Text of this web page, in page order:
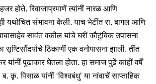
होते. रिवाजाप्रमाणें त्यांनीं नारळ आणि
यथोचित संभावना केली. याच भेटींत रा. बागल आणि
सावंत वकील यांचे घरीं कौटुंबिक उपासना
सृष्टिसौंदर्याचे ठिकाणीं एक वनोपासना झाली. तींत
यांनीं पुढाकार घेतला होता. हा समाज पुढें कांहीं वर्षें
कृ. पिसाळ यांनीं ‘विश्वबंधु’ या नांवाचें साप्ताहिक